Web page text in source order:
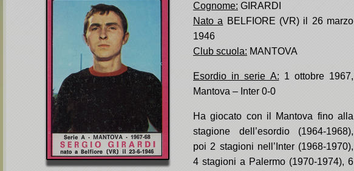
Cognome: GIRARDI
Nato a BELFIORE (VR) il 26 marzo
1946
Club scuola: MANTOVA
Esordio in serie A: 1 ottobre 1967,
Mantova – Inter 0-0
Ha giocato con il Mantova fino alla
stagione dell’esordio (1964-1968),
poi 2 stagioni nell’Inter (1968-1970),
4 stagioni a Palermo (1970-1974), 6